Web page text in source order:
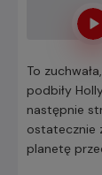
To
podbiły
następnie
ostatecznie
planetę